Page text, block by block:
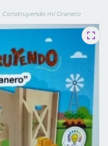
Construyendo mi Granero